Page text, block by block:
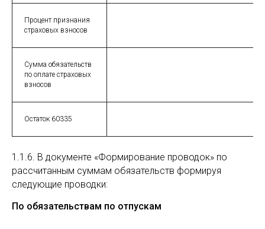
Процент признания
страховых взносов
Сумма обязательств
по оплате страховых
взносов
Остаток 60335
1.1.6. В документе «Формирование проводок» по
рассчитанным суммам обязательств формируя
следующие проводки:
По обязательствам по отпускам